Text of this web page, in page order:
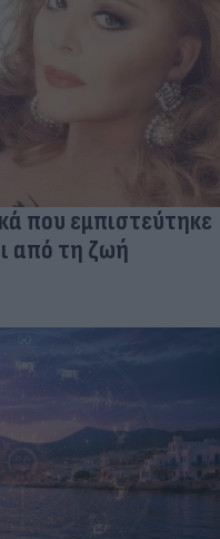
που εμπιστεύτηκε
από τη ζωή